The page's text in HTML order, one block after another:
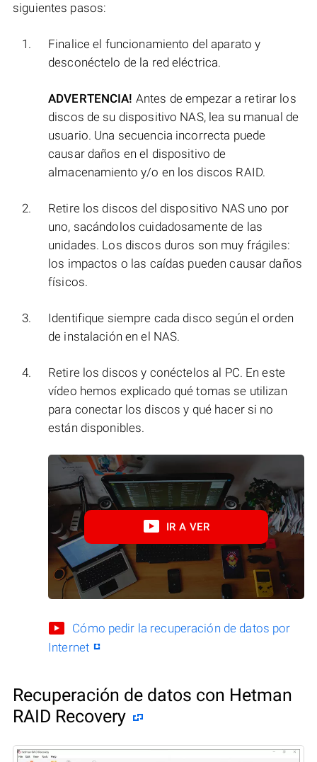
siguientes pasos:
Finalice el funcionamiento del aparato y
desconéctelo de la red eléctrica.
ADVERTENCIA! Antes de empezar a retirar los
discos de su dispositivo NAS, lea su manual de
usuario. Una secuencia incorrecta puede
causar daños en el dispositivo de
almacenamiento y/o en los discos RAID.
Retire los discos del dispositivo NAS uno por
uno, sacándolos cuidadosamente de las
unidades. Los discos duros son muy frágiles:
los impactos o las caídas pueden causar daños
físicos.
Identifique siempre cada disco según el orden
de instalación en el NAS.
Retire los discos y conéctelos al PC. En este
vídeo hemos explicado qué tomas se utilizan
para conectar los discos y qué hacer si no
están disponibles.
IR A VER
Cómo pedir la recuperación de datos por
Internet
Recuperación de datos con Hetman
RAID Recovery